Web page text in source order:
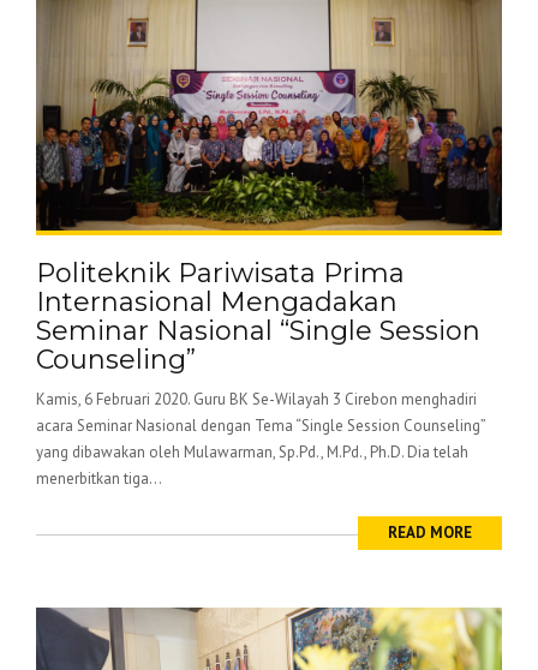
Politeknik Pariwisata Prima
Internasional Mengadakan
Seminar Nasional “Single Session
Counseling”
Kamis, 6 Februari 2020. Guru BK Se-Wilayah 3 Cirebon menghadiri
acara Seminar Nasional dengan Tema “Single Session Counseling”
yang dibawakan oleh Mulawarman, Sp.Pd., M.Pd., Ph.D. Dia telah
menerbitkan tiga...
READ MORE